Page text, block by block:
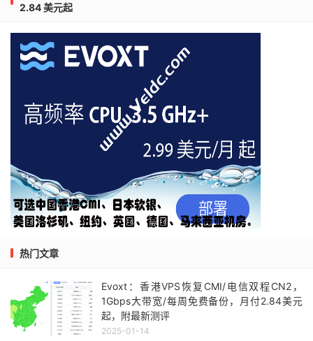
2.84 美元起
热门文章
Evoxt：香港VPS恢复CMI/电信双程CN2，
1Gbps大带宽/每周免费备份，月付2.84美元
起，附最新测评
2025-01-14